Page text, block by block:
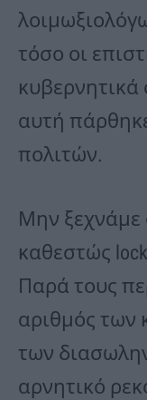
τόσο οι
αυτή
πολιτών.
Μην ξεχνάμε
καθεστώς
Παρά τους
αριθμός των
των
αρνητικό